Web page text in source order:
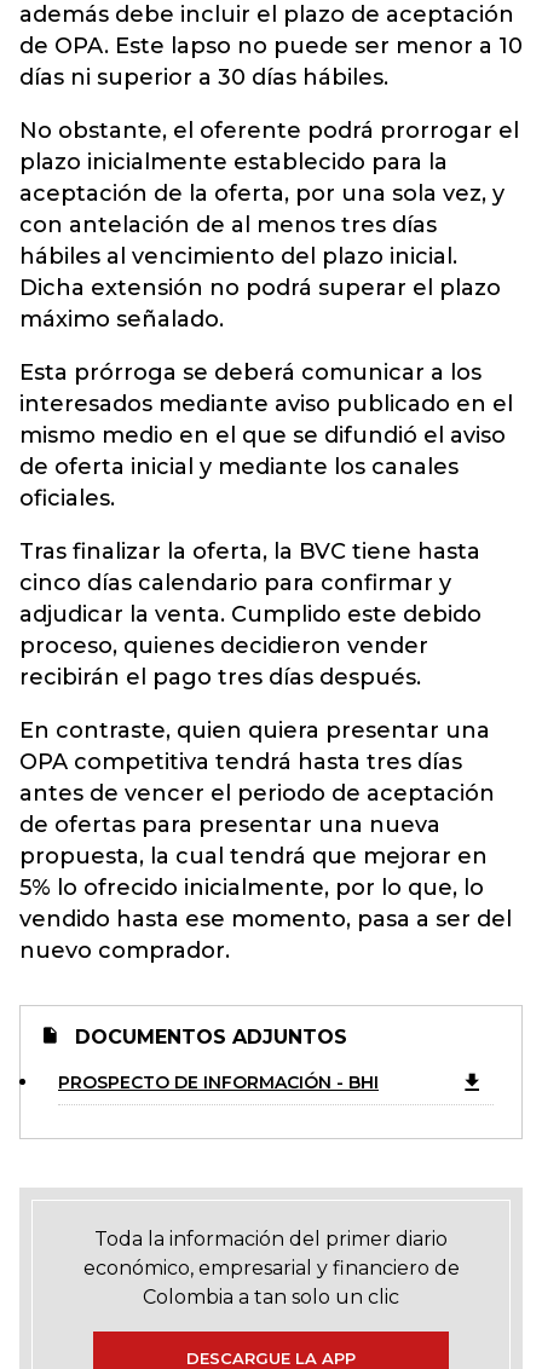
además debe incluir el plazo de aceptación
de OPA. Este lapso no puede ser menor a 10
días ni superior a 30 días hábiles.
No obstante, el oferente podrá prorrogar el
plazo inicialmente establecido para la
aceptación de la oferta, por una sola vez, y
con antelación de al menos tres días
hábiles al vencimiento del plazo inicial.
Dicha extensión no podrá superar el plazo
máximo señalado.
Esta prórroga se deberá comunicar a los
interesados mediante aviso publicado en el
mismo medio en el que se difundió el aviso
de oferta inicial y mediante los canales
oficiales.
Tras finalizar la oferta, la BVC tiene hasta
cinco días calendario para confirmar y
adjudicar la venta. Cumplido este debido
proceso, quienes decidieron vender
recibirán el pago tres días después.
En contraste, quien quiera presentar una
OPA competitiva tendrá hasta tres días
antes de vencer el periodo de aceptación
de ofertas para presentar una nueva
propuesta, la cual tendrá que mejorar en
5% lo ofrecido inicialmente, por lo que, lo
vendido hasta ese momento, pasa a ser del
nuevo comprador.
DOCUMENTOS ADJUNTOS
PROSPECTO DE INFORMACIÓN - BHI
Toda la información del primer diario
económico, empresarial y financiero de
Colombia a tan solo un clic
DESCARGUE LA APP